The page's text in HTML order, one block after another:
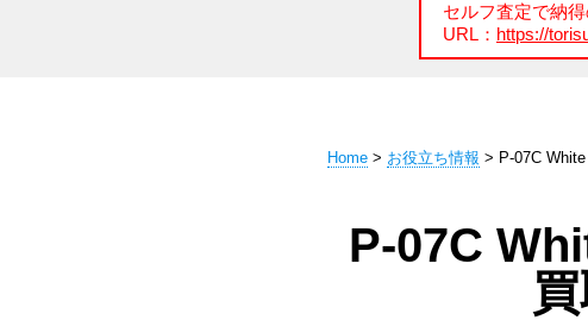
セルフ査定で納
URL： https://
Home > お役立ち情報 > P-07C
P-07C